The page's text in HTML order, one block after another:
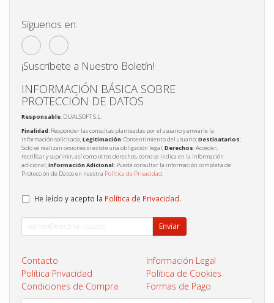
Síguenos en:
¡Suscríbete a Nuestro Boletín!
INFORMACIÓN BÁSICA SOBRE
PROTECCIÓN DE DATOS
Responsable: DUALSOFT S.L.
Finalidad: Responder las consultas planteadas por el usuario y enviarle la
información solicitada;Legitimación: Consentimiento del usuario;Destinatarios:
Solo se realizan cesiones si existe una obligación legal;Derechos: Acceder,
rectificar y suprimir, así como otros derechos, como se indica en la información
adicional;Información Adicional: Puede consultar la información completa de
Protección de Datos en nuestra Política de Privacidad.
He leído y acepto la Política de Privacidad.
Enviar
Contacto
Información Legal
Política Privacidad
Política de Cookies
Condiciones de Compra
Formas de Pago